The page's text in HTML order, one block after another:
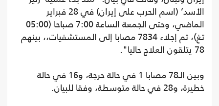
الأسد’ (اسم الحرب على إيران) في 28 فبراير
الماضي، وحتى الجمعة الساعة 7:00 صباحا (05:00
تغ)، تم إجلاء 7834 مصابا إلى المستشفيات،، بينهم
78 يتلقون العلاج حاليا".
وبين الـ78 مصابا 1 في حالة حرجة، و16 في حالة
خطيرة، و28 في حالة متوسطة، وفقا للبيان.